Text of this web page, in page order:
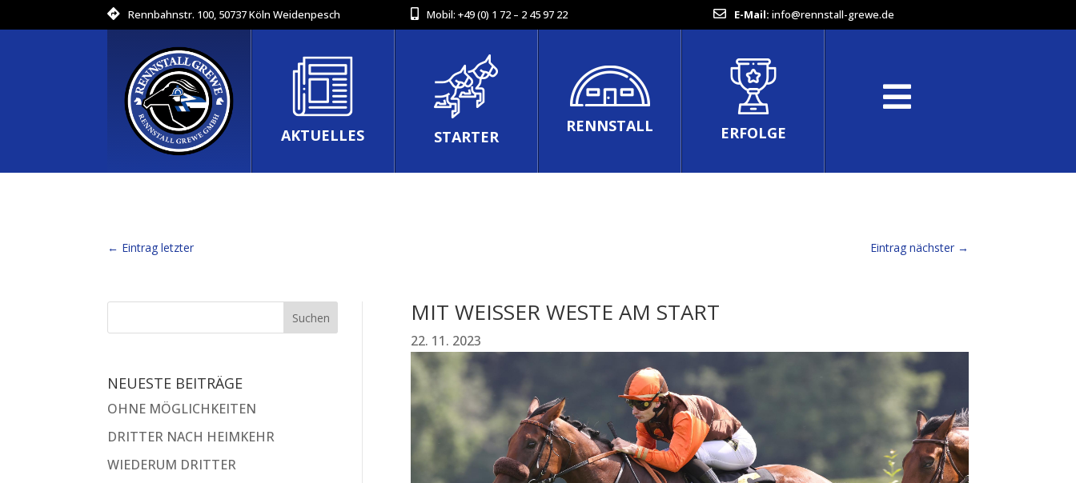
Rennbahnstr. 100, 50737 Köln Weidenpesch Mobil: +49 (0) 1 72 – 2 45 97 22 E-Mail: info@rennstall-grewe.de
AKTUELLES STARTER
RENNSTALL ERFOLGE
← Eintrag letzter Eintrag nächster→
NEUESTE BEITRÄGE
OHNE MÖGLICHKEITEN
DRITTER NACH HEIMKEHR
WIEDERUM DRITTER
MIT WEISSER WESTE AM START
22. 11. 2023